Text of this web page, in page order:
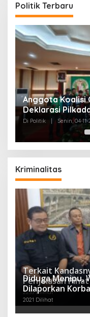
Politik Terbaru
Anggota Koalisi
Deklarasi
Di Politik Senin, 04-11-
Kriminalitas
Terkait
Penjelasan
2233 Dilihat
Diduga Menipu,
Dilaporkan
2021 Dilihat